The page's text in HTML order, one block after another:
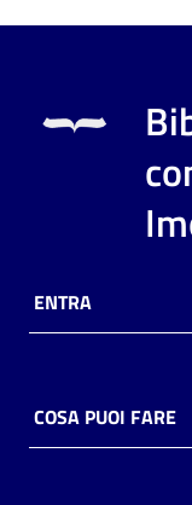
puoi
Risorse
online
ENTRA
COSA PUOI FARE